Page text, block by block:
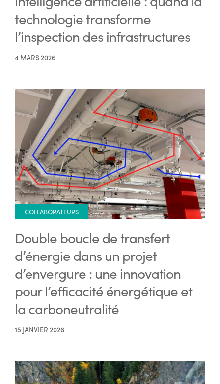
technologie transforme
l’inspection des infrastructures
4 MARS 2026
COLLABORATEURS
Double boucle de transfert
d’énergie dans un projet
d’envergure : une innovation
pour l’efficacité énergétique et
la carboneutralité
15 JANVIER 2026